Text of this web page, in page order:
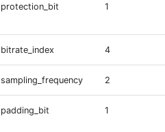
protection_bit 1
bitrate_index 4
sampling_frequency 2
padding_bit 1